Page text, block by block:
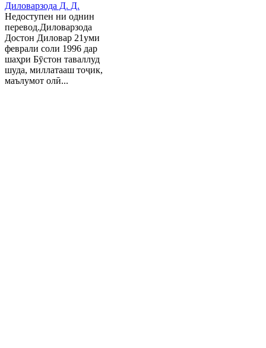
Диловарзода Д. Д.
Недоступен ни однин
перевод.Диловарзода
Достон Диловар 21уми
феврали соли 1996 дар
шаҳри Бӯстон таваллуд
шуда, миллатааш тоҷик,
маълумот олӣ...